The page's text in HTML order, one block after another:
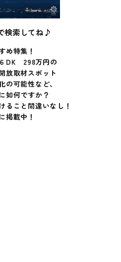
索してね♪
め特集！
DK 298万円の
放取材スポット
の可能性など、
如何ですか？
ること間違いなし！
掲載中！